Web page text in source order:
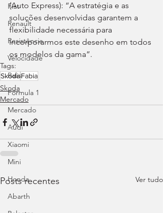
Fiat
Renault
Resistência
Velocidade
Ralis
Fórmula 1
Mercado
Audi
Xiaomi
Mini
Honda
Abarth
(Auto Express): “A estratégia e as
soluções desenvolvidas garantem a
flexibilidade necessária para
incorporarmos este desenho em todos
os modelos da gama”.
Tags:
SkodaFabia
Skoda
Mercado
Posts recentes Ver tudo